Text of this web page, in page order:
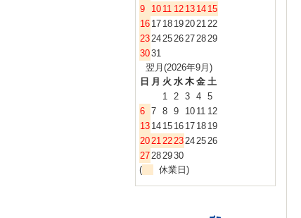
9
10 11 12 13 14 15
16 17 18 19202122
23242526272829
3031
翌月(2026年9月)
日 月 火 水 木 金 土
1 2 3 4 5
6 7 8 9 10 11 12
13 14 15 16 17 18 19
20212223242526
27282930
(
休業日)